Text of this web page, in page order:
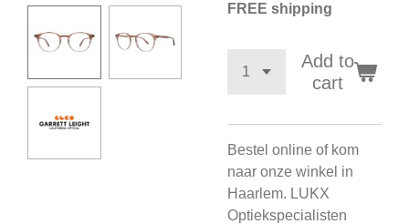
FREE shipping
Add to
cart
Bestel online of kom
naar onze winkel in
Haarlem. LUKX
Optiekspecialisten